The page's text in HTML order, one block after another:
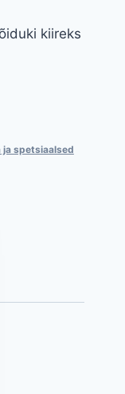
kiireks
ja spetsiaalsed